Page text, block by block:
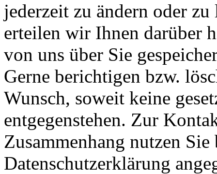
jederzeit zu ändern oder
erteilen wir Ihnen darüber
von uns über Sie
Gerne berichtigen bzw.
Wunsch, soweit keine
entgegenstehen. Zur
Zusammenhang nutzen
Datenschutzerklärung